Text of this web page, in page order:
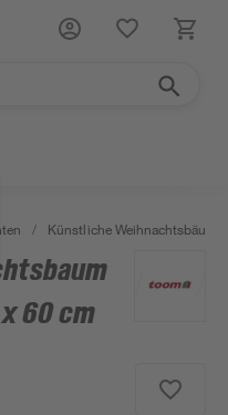
/ Künstliche Weihnachtsbäume
60 cm